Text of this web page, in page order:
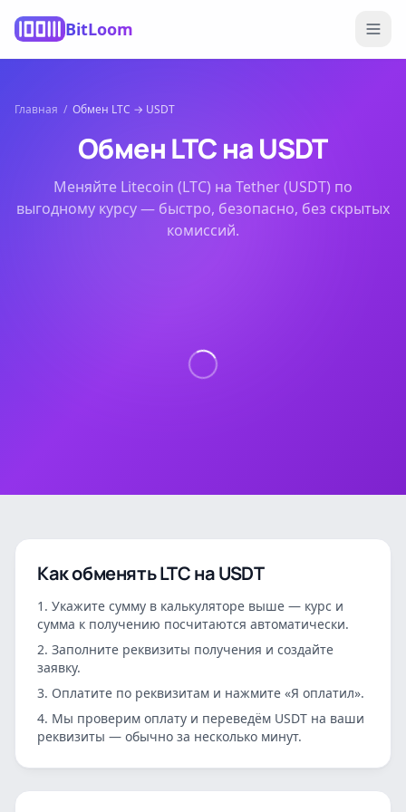
BitLoom
Главная / Обмен LTC → USDT
ОбменLTCнаUSDT
Меняйте Litecoin (LTC) на Tether (USDT) по
выгодному курсу — быстро, безопасно, без скрытых
комиссий.
Как обменятьLTCнаUSDT
Укажите сумму в калькуляторе выше — курс и
сумма к получению посчитаются автоматически.
Заполните реквизиты получения и создайте
заявку.
Оплатите по реквизитам и нажмите «Я оплатил».
Мы проверим оплату и переведём USDT на ваши
реквизиты — обычно за несколько минут.